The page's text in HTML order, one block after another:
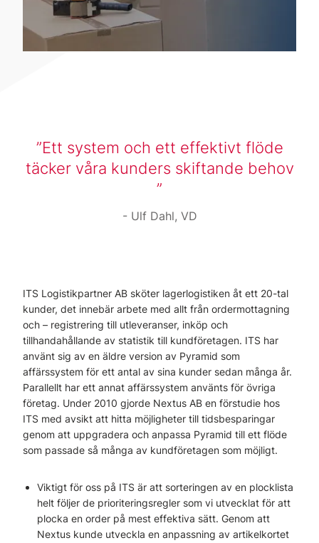
Ett system och ett effektivt flöde
täcker våra kunders skiftande behov
Ulf Dahl, VD
ITS Logistikpartner AB sköter lagerlogistiken åt ett 20-tal
kunder, det innebär arbete med allt från ordermottagning
och – registrering till utleveranser, inköp och
tillhandahållande av statistik till kundföretagen. ITS har
använt sig av en äldre version av Pyramid som
affärssystem för ett antal av sina kunder sedan många år.
Parallellt har ett annat affärssystem använts för övriga
företag. Under 2010 gjorde Nextus AB en förstudie hos
ITS med avsikt att hitta möjligheter till tidsbesparingar
genom att uppgradera och anpassa Pyramid till ett flöde
som passade så många av kundföretagen som möjligt.
Viktigt för oss på ITS är att sorteringen av en plocklista
helt följer de prioriteringsregler som vi utvecklat för att
plocka en order på mest effektiva sätt. Genom att
Nextus kunde utveckla en anpassning av artikelkortet